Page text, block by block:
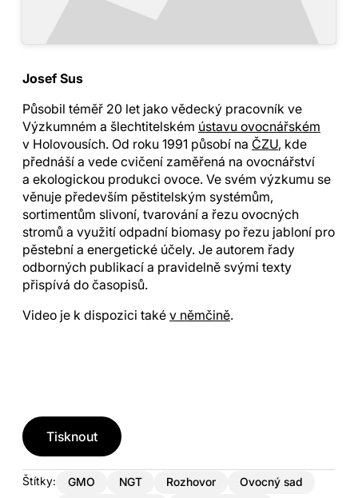
Josef Sus
Působil téměř 20 let jako vědecký pracovník ve
Výzkumném a šlechtitelském ústavu ovocnářském
v Holovousích. Od roku 1991 působí na ČZU, kde
přednáší a vede cvičení zaměřená na ovocnářství
a ekologickou produkci ovoce. Ve svém výzkumu se
věnuje především pěstitelským systémům,
sortimentům slivoní, tvarování a řezu ovocných
stromů a využití odpadní biomasy po řezu jabloní pro
pěstební a energetické účely. Je autorem řady
odborných publikací a pravidelně svými texty
přispívá do časopisů.
Video je k dispozici také v němčině.
Tisknout
Štítky: GMO NGT Rozhovor
Ovocný sad